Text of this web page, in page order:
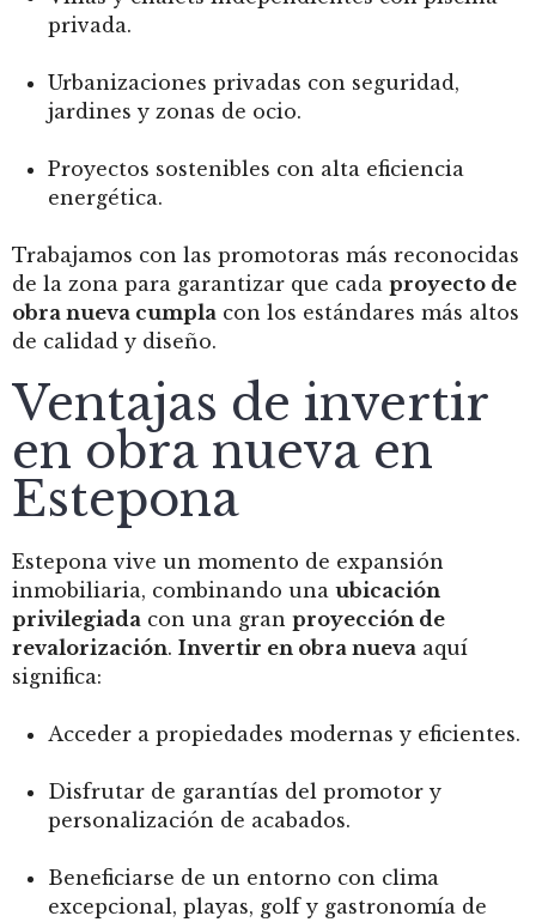
privada.
Urbanizaciones privadas con seguridad,
jardines y zonas de ocio.
Proyectos sostenibles con alta eficiencia
energética.
Trabajamos con las promotoras más reconocidas
de la zona para garantizar que cada proyecto de
obra nueva cumpla con los estándares más altos
de calidad y diseño.
Ventajas de invertir
en obra nueva en
Estepona
Estepona vive un momento de expansión
inmobiliaria, combinando una ubicación
privilegiada con una gran proyección de
revalorización. Invertir en obra nueva aquí
significa:
Acceder a propiedades modernas y eficientes.
Disfrutar de garantías del promotor y
personalización de acabados.
Beneficiarse de un entorno con clima
excepcional, playas, golf y gastronomía de